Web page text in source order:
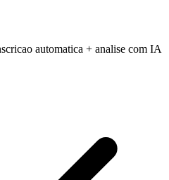
automatica + analise com IA